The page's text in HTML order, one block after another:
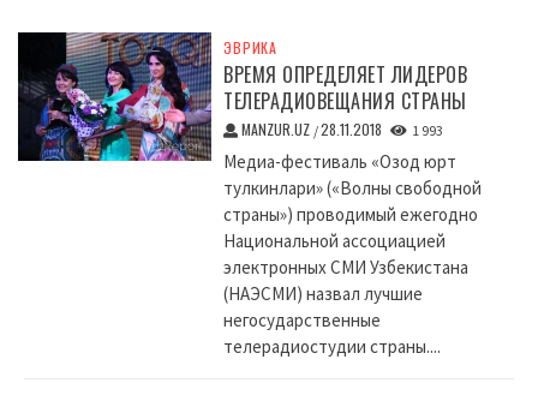
ЭВРИКА
ВРЕМЯ ОПРЕДЕЛЯЕТ ЛИДЕРОВ
ТЕЛЕРАДИОВЕЩАНИЯ СТРАНЫ
MANZUR.UZ /28.11.2018 1 993
Медиа-фестиваль «Озод юрт
тулкинлари» («Волны свободной
страны») проводимый ежегодно
Национальной ассоциацией
электронных СМИ Узбекистана
(НАЭСМИ) назвал лучшие
негосударственные
телерадиостудии страны....